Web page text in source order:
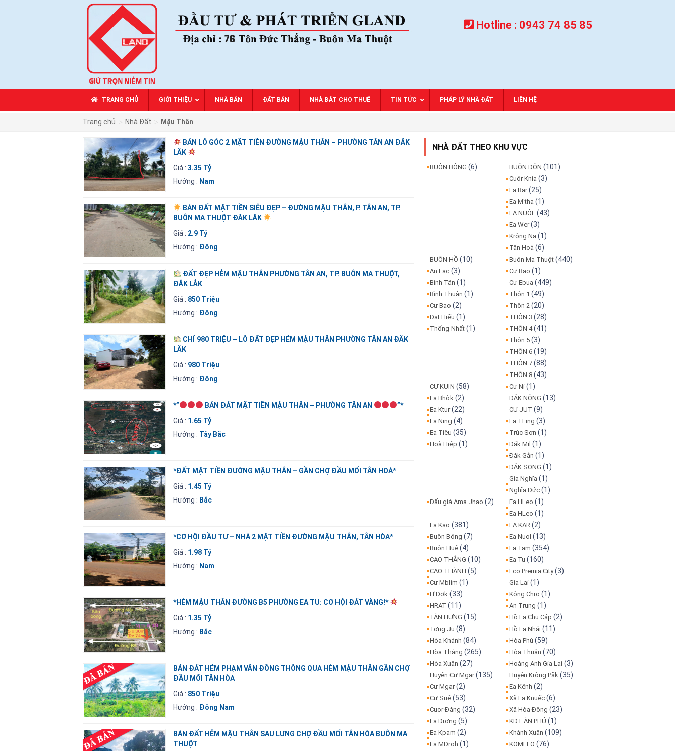
Hotline : 0943 74 85 85
TRANG CHỦ GIỚI THIỆU NHÀ BÁN ĐẤT BÁN NHÀ ĐẤT CHO THUÊ TIN TỨC PHÁP LÝ NHÀ ĐẤT LIÊN HỆ
Trang chủ Nhà Đất Mậu Thân
BÁN LÔ GÓC 2 MẶT TIỀN ĐƯỜNG MẬU THÂN – PHƯỜNG TÂN AN ĐĂK
LĂK
Giá : 3.35 Tỷ
Hướng : Nam
BÁN ĐẤT MẶT TIỀN SIÊU ĐẸP – ĐƯỜNG MẬU THÂN, P. TÂN AN, TP.
BUÔN MA THUỘT ĐĂK LĂK
Giá : 2.9 Tỷ
Hướng : Đông
ĐẤT ĐẸP HẺM MẬU THÂN PHƯỜNG TÂN AN, TP. BUÔN MA THUỘT,
ĐẮK LẮK
Giá : 850 Triệu
Hướng : Đông
CHỈ 980 TRIỆU – LÔ ĐẤT ĐẸP HẺM MẬU THÂN PHƯỜNG TÂN AN ĐĂK
LĂK
Giá : 980 Triệu
Hướng : Đông
*” BÁN ĐẤT MẶT TIỀN MẬU THÂN – PHƯỜNG TÂN AN
”*
Giá : 1.65 Tỷ
Hướng : Tây Bắc
*ĐẤT MẶT TIỀN ĐƯỜNG MẬU THÂN – GẦN CHỢ ĐẦU MỐI TÂN HOÀ*
Giá : 1.45 Tỷ
Hướng : Bắc
*CƠ HỘI ĐẦU TƯ – NHÀ 2 MẶT TIỀN ĐƯỜNG MẬU THÂN, TÂN HÒA*
Giá : 1.98 Tỷ
Hướng : Nam
*HẺM MẬU THÂN ĐƯỜNG B5 PHƯỜNG EA TU: CƠ HỘI ĐẤT VÀNG!*
Giá : 1.35 Tỷ
Hướng : Bắc
BÁN ĐẤT HẺM PHẠM VĂN ĐỒNG THÔNG QUA HẺM MẬU THÂN GẦN CHỢ
ĐẦU MỐI TÂN HÒA
Giá : 850 Triệu
Hướng : Đông Nam
BÁN ĐẤT HẺM MẬU THÂN SAU LƯNG CHỢ ĐẦU MỐI TÂN HÒA BUÔN MA
THUỘT
NHÀ ĐẤT THEO KHU VỰC
BUÔN BÔNG (6) BUÔN ĐÔN (101)
Cuôr Knia (3)
Ea Bar(25)
Ea M'tha (1)
EA NUÔL (43)
Ea Wer(3)
Krông Na (1)
Tân Hoà (6)
BUÔN HỒ (10)
An Lạc (3)
Bình Tân (1)
Bình Thuận (1)
Cư Bao (2)
Đạt Hiếu (1)
Thống Nhất (1)
Buôn Ma Thuột(440)
Cư Bao (1)
Cư Ebua (449)
Thôn 1 (49)
Thôn 2 (20)
THÔN 3 (28)
THÔN 4(41)
Thôn 5(3)
THÔN 6(19)
THÔN 7(88)
THÔN 8(43)
CƯ KUIN (58)
Ea Bhôk (2)
Ea Ktur(22)
Ea Ning (4)
Ea Tiêu (35)
Hoà Hiệp (1)
Cư Ni(1)
ĐĂK NÔNG (13)
CƯ JUT (9)
Ea TLing (3)
Trúc Sơn (1)
Đăk Mil (1)
Đăk Gằn (1)
ĐĂK SONG (1)
Gia Nghĩa (1)
Nghĩa Đức(1)
Đấu giá Ama Jhao (2) Ea HLeo (1)
Ea HLeo (1)
Ea Kao (381)
Buôn Bông (7)
Buôn Huê (4)
CAO THẮNG (10)
CAO THÀNH (5)
Cư Mblim (1)
H'Dơk (33)
HRAT (11)
TÂN HƯNG (15)
Tơng Ju (8)
EA KAR (2)
Ea Nuol (13)
Ea Tam (354)
Ea Tu (160)
Eco Premia City(3)
Gia Lai(1)
Kông Chro (1)
An Trung (1)
Hồ Ea Chu Cáp (2)
Hồ Ea Nhái(11)
Hòa Khánh (84) Hòa Phú (59)
Hòa Thắng (265) Hòa Thuận (70)
Hòa Xuân (27) Hoàng Anh Gia Lai(3)
Huyện Cư Mgar(135)
Cư Mgar(2)
Cư Suê (53)
Cuor Đăng (32)
Ea Drơng (5)
Ea Kpam (2)
Ea MDroh (1)
Huyện Krông Păk (35)
Ea Kênh (2)
Xã Ea Knuếc(6)
Xã Hòa Đông (23)
KĐT ÂN PHÚ (1)
Khánh Xuân (109)
KOMLEO (76)